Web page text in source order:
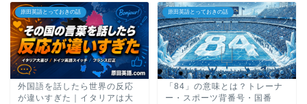
原田英語とっておきの話
外国語を話したら世界の反応
が違いすぎた｜イタリアは大
原田英語とっておきの話
「84」の意味とは？トレーナ
ー・スポーツ背番号・国番